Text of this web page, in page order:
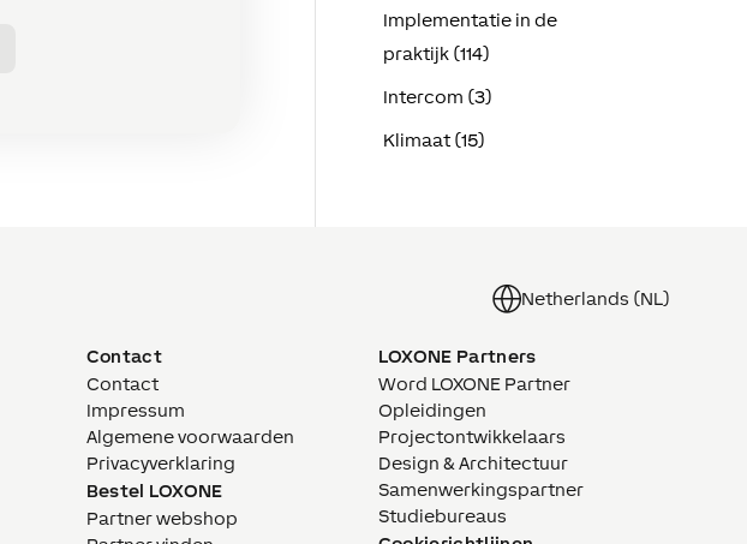
Implementatie in de
praktijk (114)
Intercom (3)
Klimaat (15)
Netherlands (NL)
Contact
Contact
Impressum
Algemene voorwaarden
Privacyverklaring
Bestel LOXONE
Partner webshop
LOXONE Partners
Word LOXONE Partner
Opleidingen
Projectontwikkelaars
Design & Architectuur
Samenwerkingspartner
Studiebureaus